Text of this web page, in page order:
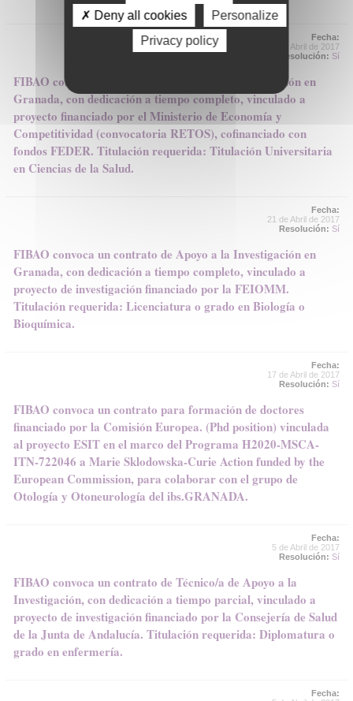
Fecha:
21 de Abril de 2017
Resolución: Sí
FIBAO convoca un contrato de Apoyo a la Investigación en
Granada, con dedicación a tiempo completo, vinculado a
proyecto financiado por el Ministerio de Economía y
Competitividad (convocatoria RETOS), cofinanciado con
fondos FEDER. Titulación requerida: Titulación Universitaria
en Ciencias de la Salud.
Fecha:
21 de Abril de 2017
Resolución: Sí
FIBAO convoca un contrato de Apoyo a la Investigación en
Granada, con dedicación a tiempo completo, vinculado a
proyecto de investigación financiado por la FEIOMM.
Titulación requerida: Licenciatura o grado en Biología o
Bioquímica.
Fecha:
17 de Abril de 2017
Resolución: Sí
FIBAO convoca un contrato para formación de doctores
financiado por la Comisión Europea. (Phd position) vinculada
al proyecto ESIT en el marco del Programa H2020-MSCA-
ITN-722046 a Marie Sklodowska-Curie Action funded by the
European Commission, para colaborar con el grupo de
Otología y Otoneurología del ibs.GRANADA.
Fecha:
5 de Abril de 2017
Resolución: Sí
FIBAO convoca un contrato de Técnico/a de Apoyo a la
Investigación, con dedicación a tiempo parcial, vinculado a
proyecto de investigación financiado por la Consejería de Salud
de la Junta de Andalucía. Titulación requerida: Diplomatura o
grado en enfermería.
Fecha:
✗ Deny all cookies
Personalize
Privacy policy